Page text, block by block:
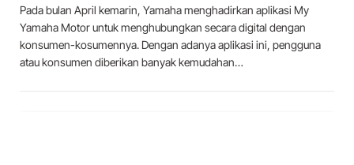
Pada bulan April kemarin, Yamaha menghadirkan aplikasi My
Yamaha Motor untuk menghubungkan secara digital dengan
konsumen-kosumennya. Dengan adanya aplikasi ini, pengguna
atau konsumen diberikan banyak kemudahan…